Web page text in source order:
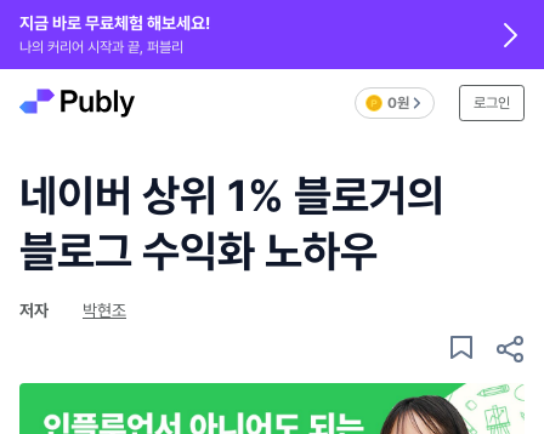
지금 바로 무료체험 해보세요!
나의 커리어 시작과 끝, 퍼블리
0원 로그인
네이버 상위 1% 블로거의
블로그 수익화 노하우
저자 박현조